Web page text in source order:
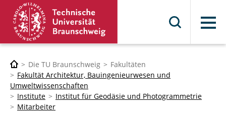
Menü
Die TU Braunschweig
Fakultäten
Fakultät Architektur, Bauingenieurwesen und
Umweltwissenschaften
Institute
Institut für Geodäsie und Photogrammetrie
Mitarbeiter